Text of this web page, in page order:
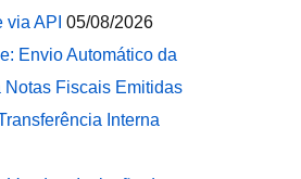
API 05/08/2026
Envio Automático da
Notas Fiscais Emitidas
Interna